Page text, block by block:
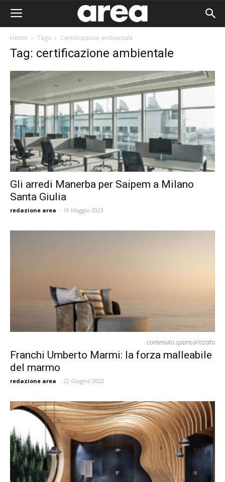
Home Tags Certificazione ambientale
Tag: certificazione ambientale
Gli arredi Manerba per Saipem a Milano
Santa Giulia
redazione area - 19 Maggio 2023
contenuto sponsorizzato
Franchi Umberto Marmi: la forza malleabile
del marmo
redazione area - 22 Giugno 2022